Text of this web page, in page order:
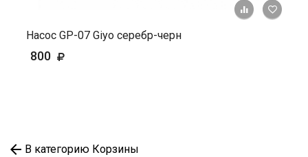
+ К
Насос GP-07 Giyo серебр-черн
800
В категорию Корзины